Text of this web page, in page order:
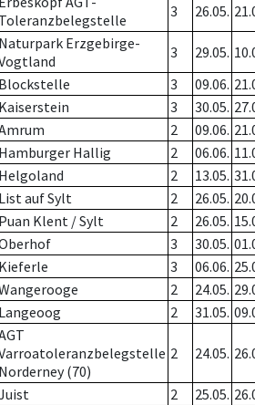
Toleranzbelegstelle
3 26.05.
Naturpark Erzgebirge-
3 29.05.
Blockstelle 3 09.06.
Kaiserstein 3 30.05.
2 09.06.
Hamburger Hallig 2 06.06.
Helgoland 2 13.05.
List auf Sylt 2 26.05.
Puan Klent / Sylt 2 26.05.
3 30.05.
Kieferle 3 06.06.
2 24.05.
Langeoog 2 31.05.
Norderney (70)
2 24.05.
2 25.05.